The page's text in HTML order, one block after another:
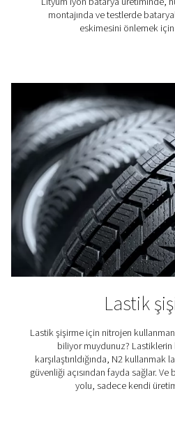
bira
Azot, bira
temizlemede önemli bir rol
en yüksek kalitede